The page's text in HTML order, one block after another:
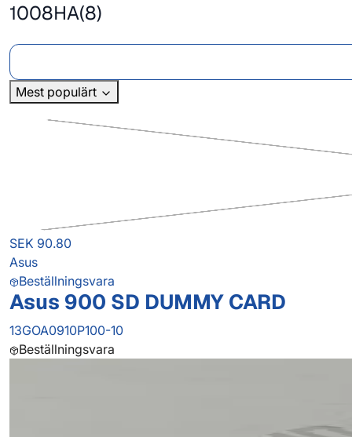
1008HA(8)
Mest populärt
SEK 90.80
Asus
Beställningsvara
Asus 900 SD DUMMY CARD
13GOA0910P100-10
Beställningsvara